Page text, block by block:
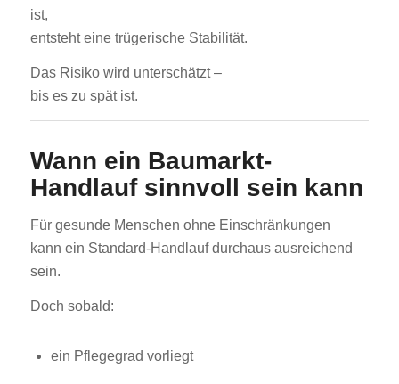
ist,
entsteht eine trügerische Stabilität.
Das Risiko wird unterschätzt –
bis es zu spät ist.
Wann ein Baumarkt-
Handlauf sinnvoll sein kann
Für gesunde Menschen ohne Einschränkungen
kann ein Standard-Handlauf durchaus ausreichend
sein.
Doch sobald:
ein Pflegegrad vorliegt